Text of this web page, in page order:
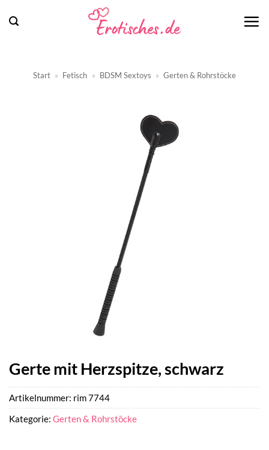
Inhalt
Start » Fetisch » BDSM Sextoys » Gerten & Rohrstöcke
Gerte mit Herzspitze, schwarz
Artikelnummer: rim 7744
Kategorie: Gerten & Rohrstöcke